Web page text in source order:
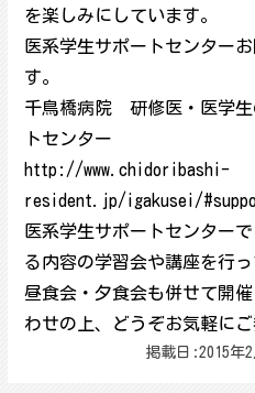
を楽しみにしています。
医系学生サポートセンター
す。
千鳥橋病院 研修医・医学生
トセンター
http://www.chidoribashi-
resident.jp/igakusei/
医系学生サポートセンター
る内容の学習会や講座を行っ
昼食会・夕食会も併せて開
わせの上、どうぞお気軽にご
掲載日:2015年